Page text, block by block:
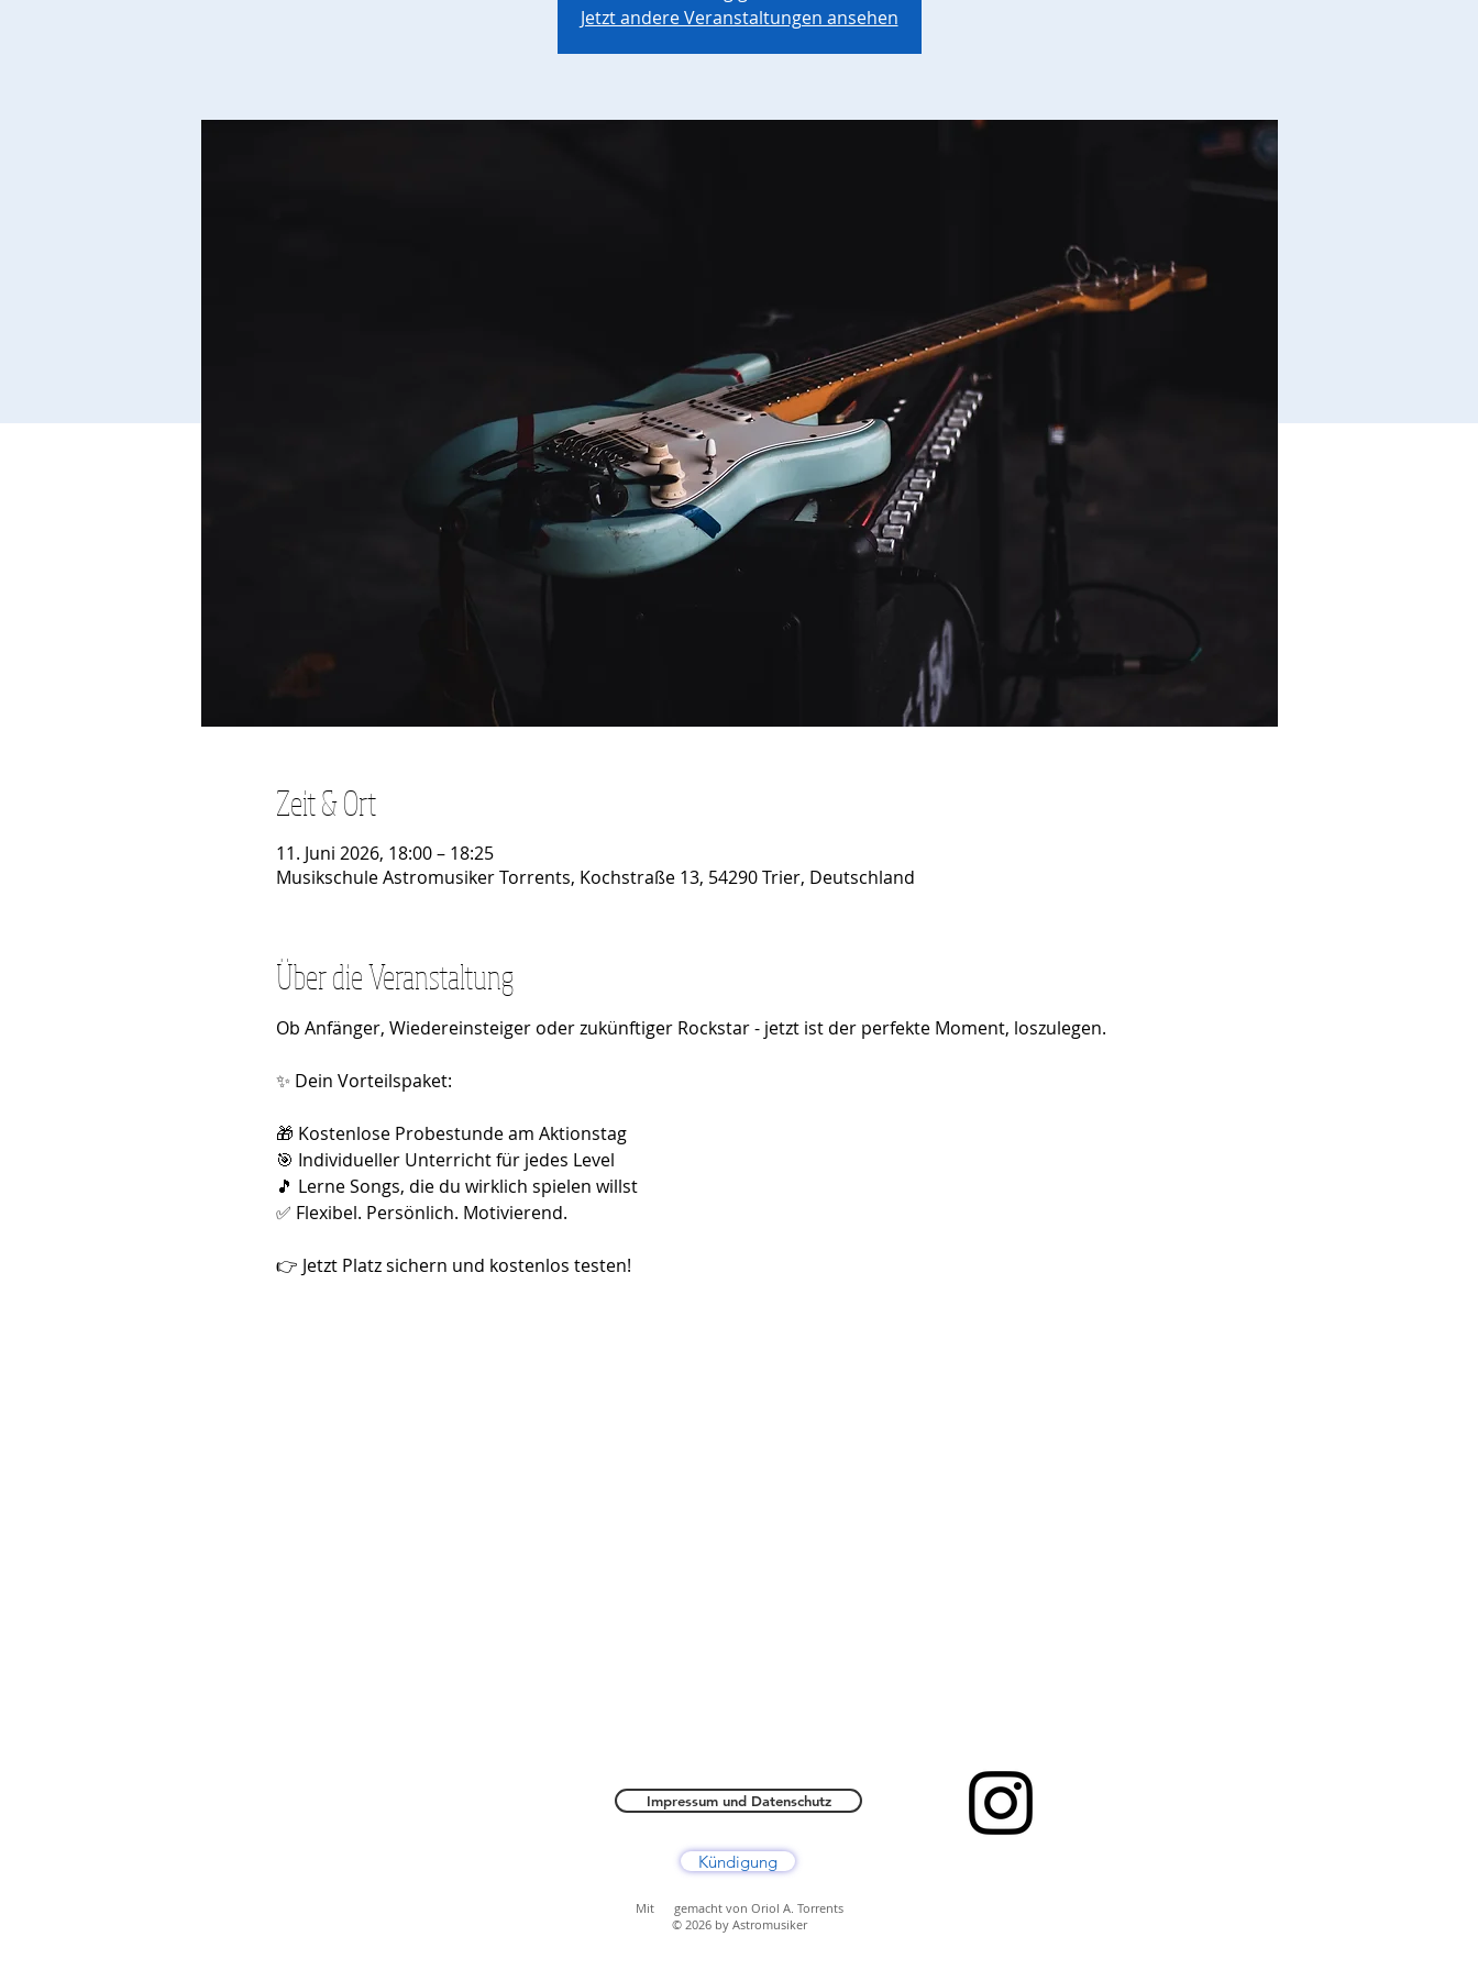
Jetzt andere Veranstaltungen ansehen
Zeit & Ort
11. Juni 2026, 18:00 – 18:25
Musikschule Astromusiker Torrents, Kochstraße 13, 54290 Trier, Deutschland
Über die Veranstaltung
Ob Anfänger, Wiedereinsteiger oder zukünftiger Rockstar - jetzt ist der perfekte Moment, loszulegen.
✨ Dein Vorteilspaket:
🎁 Kostenlose Probestunde am Aktionstag
🎯 Individueller Unterricht für jedes Level
🎵 Lerne Songs, die du wirklich spielen willst
✅ Flexibel. Persönlich. Motivierend.
👉 Jetzt Platz sichern und kostenlos testen!
Mit gemacht von Oriol A. Torrents
© 2026 by Astromusiker
Impressum und Datenschutz
Kündigung